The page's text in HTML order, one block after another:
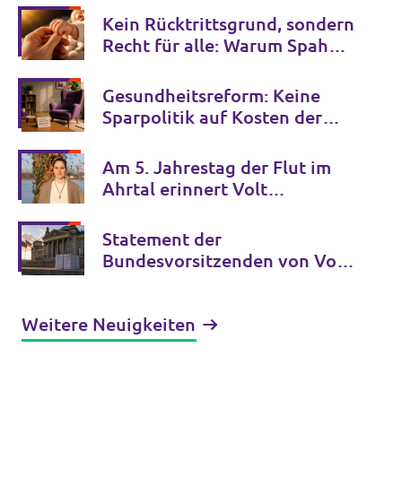
Kein Rücktrittsgrund, sondern
Recht für alle: Warum Spahns
bleiben darf
Gesundheitsreform: Keine
Sparpolitik auf Kosten der
Am 5. Jahrestag der Flut im
Ahrtal erinnert Volt
Klimakrise und fordert
entschlossenes Handeln
Statement der
Bundesvorsitzenden von Volt
Weitere Neuigkeiten